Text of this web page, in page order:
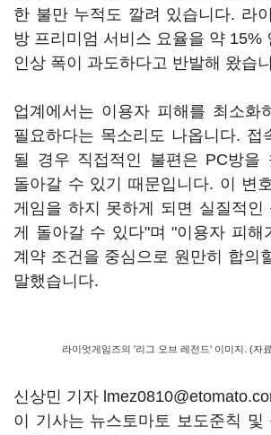
한 불만 누적도 깔려 있습니다. 라
방 프리미엄 서비스 요율을 약 15%
인상 폭이 과도하다고 반발해 왔습
업계에서는 이용자 피해를 최소화
필요하다는 목소리도 나옵니다. 접
될 경우 직접적인 불편은 PC방을
돌아갈 수 있기 때문입니다. 이 변
게임을 하지 못하게 되면 실질적인
게 돌아갈 수 있다"며 "이용자 피해
계약 조건을 중심으로 원만히 합의
말했습니다.
라이엇게임즈의 '리그 오브 레전드' 이미지. (자
신상민 기자
이 기사는 뉴스토마토 보도준칙 및